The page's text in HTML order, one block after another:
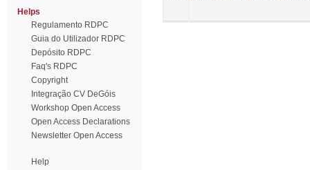
Helps
Regulamento RDPC
Guia do Utilizador RDPC
Depósito RDPC
Faq's RDPC
Copyright
Integração CV DeGóis
Workshop Open Access
Open Access Declarations
Newsletter Open Access
Help